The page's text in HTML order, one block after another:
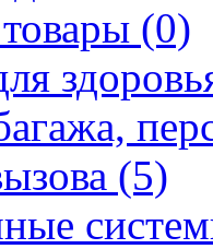
(0)
(5)